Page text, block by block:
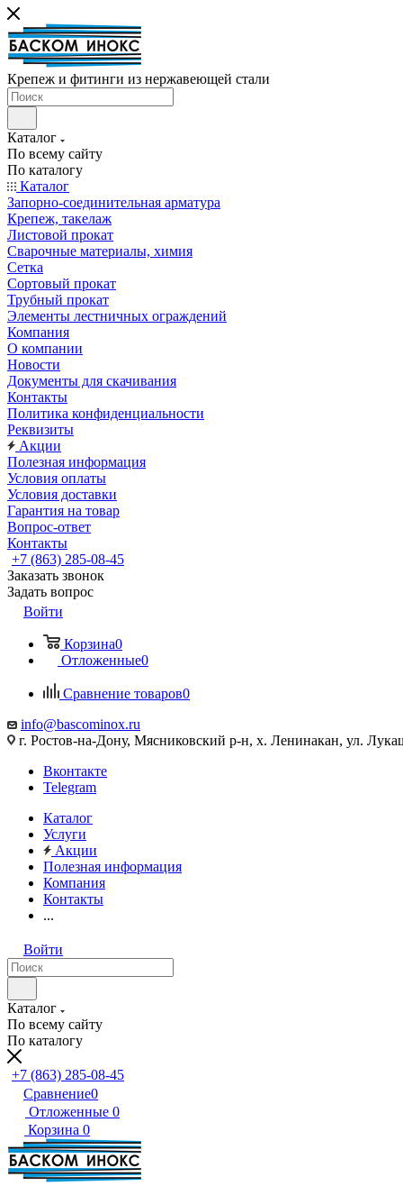
Крепеж и фитинги из нержавеющей стали
Каталог
По всему сайту
По каталогу
Каталог
Запорно-соединительная арматура
Крепеж, такелаж
Листовой прокат
Сварочные материалы, химия
Сетка
Сортовый прокат
Трубный прокат
Элементы лестничных ограждений
Компания
О компании
Новости
Документы для скачивания
Контакты
Политика конфиденциальности
Реквизиты
Акции
Полезная информация
Условия оплаты
Условия доставки
Гарантия на товар
Вопрос-ответ
Контакты
+7 (863) 285-08-45
Заказать звонок
Задать вопрос
Войти
Корзина0
Отложенные0
Сравнение товаров0
info@bascominox.ru
г. Ростов-на-Дону, Мясниковский р-н, х. Ленинакан, ул.
Вконтакте
Telegram
Каталог
Услуги
Акции
Полезная информация
Компания
Контакты
...
Войти
Каталог
По всему сайту
По каталогу
+7 (863) 285-08-45
Сравнение0
Отложенные 0
Корзина 0